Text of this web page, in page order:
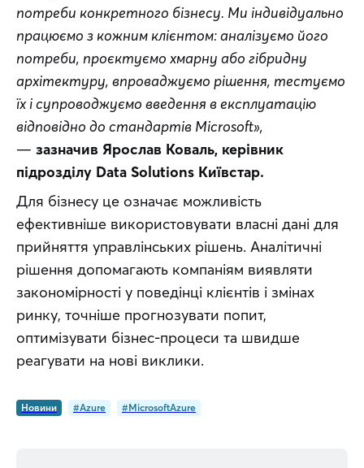
потреби конкретного бізнесу. Ми індивідуально
працюємо з кожним клієнтом: аналізуємо його
потреби, проєктуємо хмарну або гібридну
архітектуру, впроваджуємо рішення, тестуємо
їх і супроводжуємо введення в експлуатацію
відповідно до стандартів Microsoft»,
— зазначив Ярослав Коваль, керівник
підрозділу Data Solutions Київстар.
Для бізнесу це означає можливість
ефективніше використовувати власні дані для
прийняття управлінських рішень. Аналітичні
рішення допомагають компаніям виявляти
закономірності у поведінці клієнтів і змінах
ринку, точніше прогнозувати попит,
оптимізувати бізнес-процеси та швидше
реагувати на нові виклики.
Новини #Azure #MicrosoftAzure